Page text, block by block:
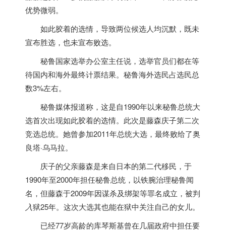
优势微弱。
如此胶着的选情，导致两位候选人均沉默，既未
宣布胜选，也未宣布败选。
秘鲁国家选举办公室主任说，选举官员们都在等
待国内和海外最终计票结果。秘鲁海外选民占选民总
数3%左右。
秘鲁媒体报道称，这是自1990年以来秘鲁总统大
选首次出现如此胶着的选情。此次是藤森庆子第二次
竞选总统。她曾参加2011年总统大选，最终败给了奥
良塔·乌马拉。
庆子的父亲藤森是来自日本的第二代移民，于
1990年至2000年担任秘鲁总统，以铁腕治理秘鲁闻
名，但藤森于2009年因谋杀及绑架等罪名成立，被判
入狱25年。这次大选其也能在狱中关注自己的女儿。
已经77岁高龄的库琴斯基曾在几届政府中担任要